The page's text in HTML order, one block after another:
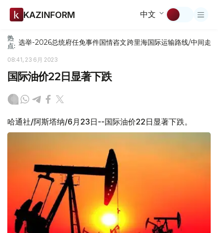
KAZINFORM 中文
热
点: 选举-2026总统府任免事件国情咨文跨里海国际运输路线/中间走廊
08:41, 23 6月 2023
国际油价22日显著下跌
哈通社/阿斯塔纳/6月23日--国际油价22日显著下跌。